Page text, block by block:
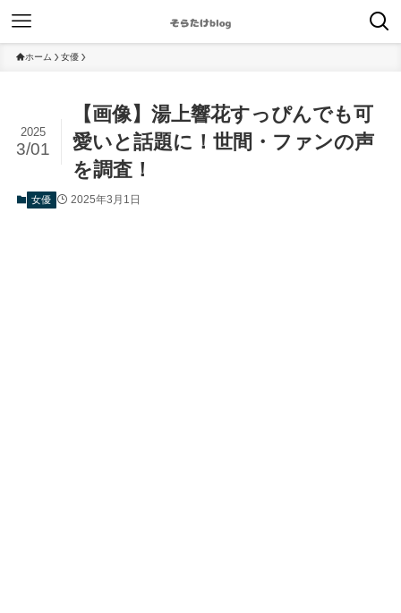
ホーム 女優
【画像】湯上響花すっぴんでも可
愛いと話題に！世間・ファンの声
を調査！
2025
3/01
女優 2025年3月1日